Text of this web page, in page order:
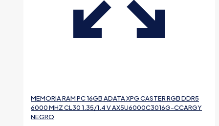
MEMORIA RAM PC 16GB ADATA XPG CASTER RGB DDR5
6000 MHZ CL30 1.35/1.4 V AX5U6000C3016G-CCARGY
NEGRO